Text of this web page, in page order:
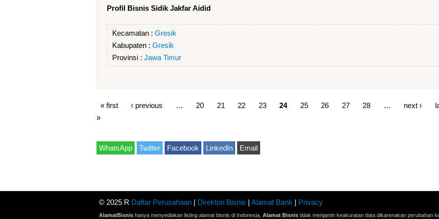
Profil Bisnis Sidik Jakfar Aidid
Kecamatan : Gresik
Kabupaten : Gresik
Provinsi : Jawa Timur
« first ‹ previous 20 21 22 23 24 25 26 27 28 next ›
»
WhatsApp Twitter Facebook LinkedIn Email
© 2025 R Daftar Perusahaan | Direktori Bisnis | Alamat Bank | Privacy
AlamatBisnis hanya menyediakan listing alamat bisnis di Indonesia, Alamat Bisnis tidak menjamin keakuratan data dikarenakan perubahan